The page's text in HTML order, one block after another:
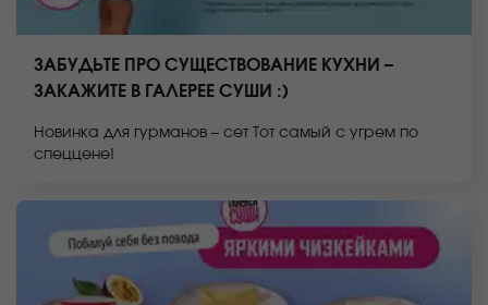
ЗАБУДЬТЕ ПРО СУЩЕСТВОВАНИЕ КУХНИ –
ЗАКАЖИТЕ В ГАЛЕРЕЕ СУШИ :)
Новинка для гурманов – сет Тот самый с угрем по
спеццене!